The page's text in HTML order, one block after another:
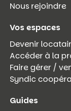
Nous rejoindre
Vos espaces
Devenir
Accéder à la
Faire gérer /
Syndic
Guides